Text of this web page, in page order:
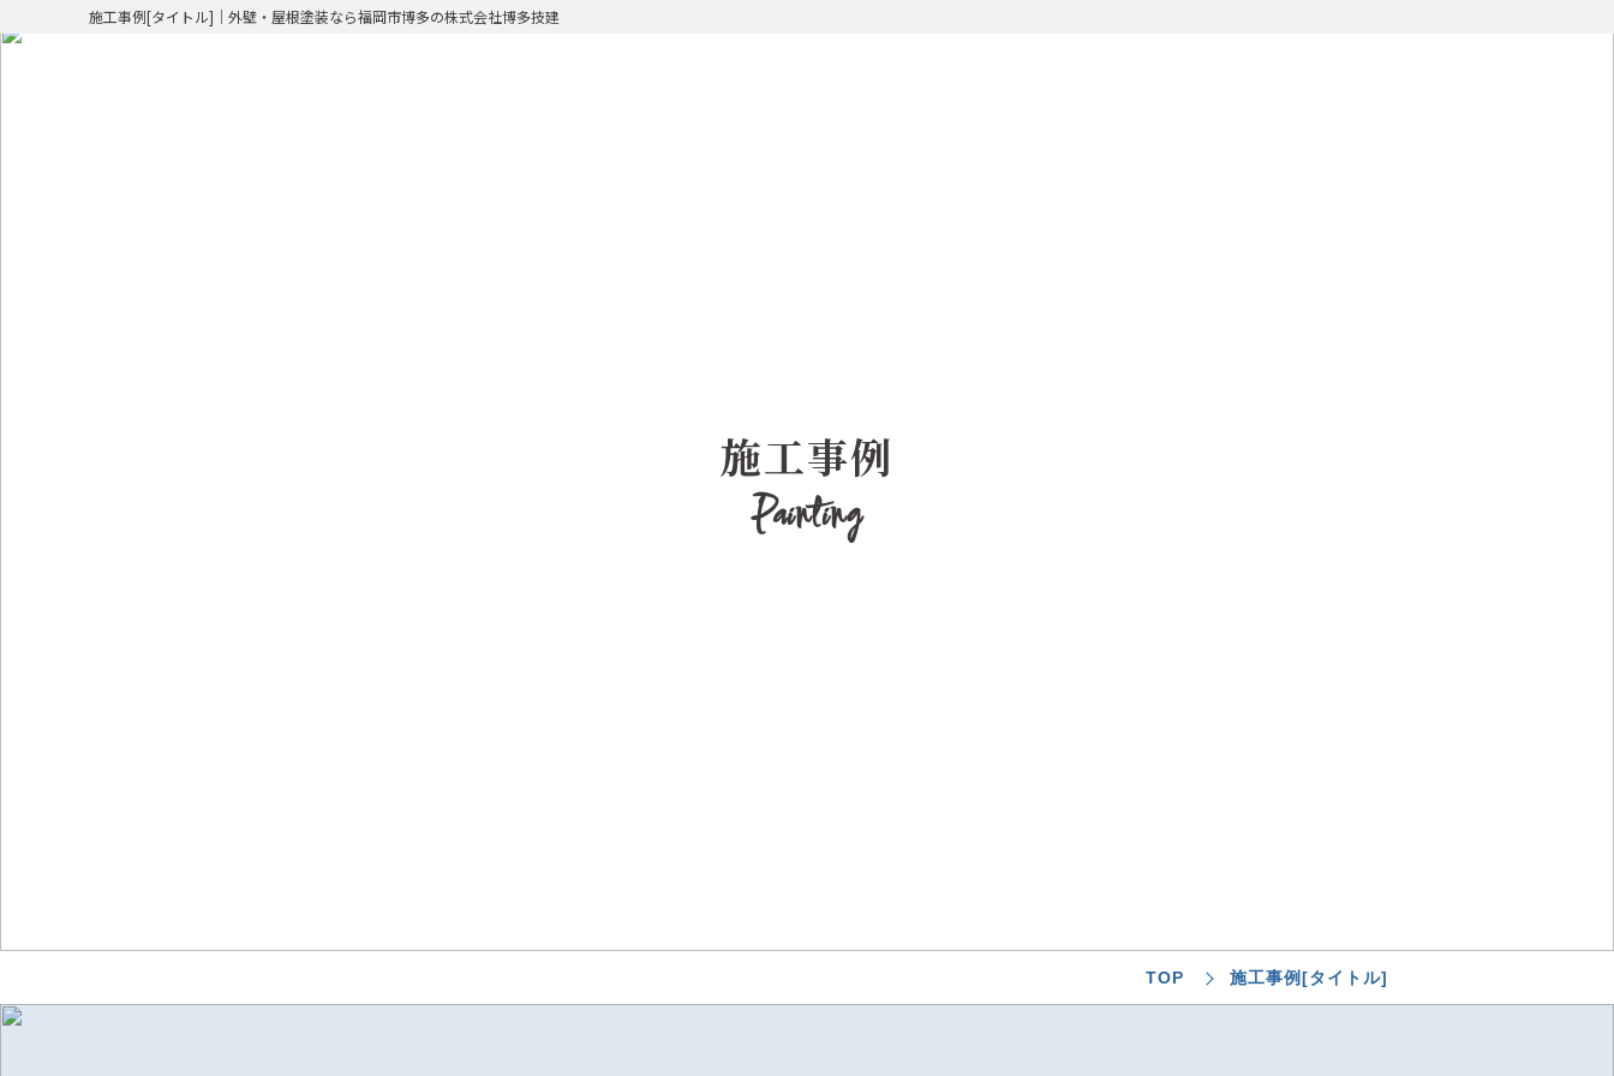
施工事例[タイトル]｜外壁・屋根塗装なら福岡市博多の株式会社博多技建
施工事例
Painting
TOP 施工事例[タイトル]